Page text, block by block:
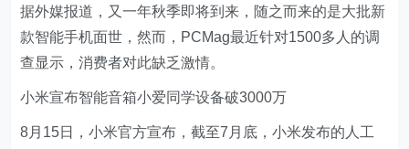
据外媒报道，又一年秋季即将到来，随之而来的是大批新
款智能手机面世，然而，PCMag最近针对1500多人的调
查显示，消费者对此缺乏激情。
小米宣布智能音箱小爱同学设备破3000万
8月15日，小米官方宣布，截至7月底，小米发布的人工